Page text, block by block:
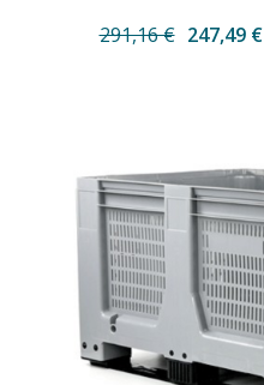
291,16 € 247,49 €